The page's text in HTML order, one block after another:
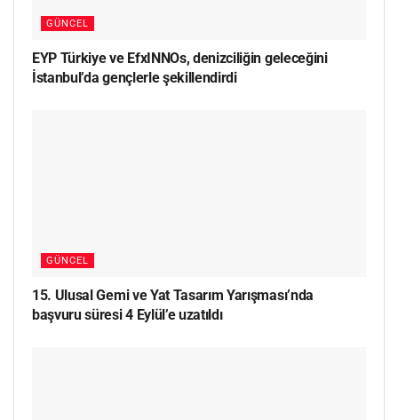
GÜNCEL
EYP Türkiye ve EfxINNOs, denizciliğin geleceğini
İstanbul’da gençlerle şekillendirdi
GÜNCEL
15. Ulusal Gemi ve Yat Tasarım Yarışması’nda
başvuru süresi 4 Eylül’e uzatıldı